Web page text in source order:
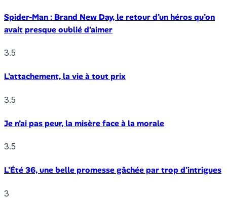
Spider-Man : Brand New Day, le retour d’un héros qu’on
avait presque oublié d’aimer
3.5
L’attachement, la vie à tout prix
3.5
Je n’ai pas peur, la misère face à la morale
3.5
L’Été 36, une belle promesse gâchée par trop d’intrigues
3